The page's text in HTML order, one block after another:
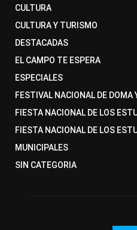
CULTURA
CULTURA Y TURISMO
DESTACADAS
EL CAMPO TE ESPERA
ESPECIALES
FESTIVAL NACIONAL DE DOMA
FIESTA NACIONAL DE LOS
FIESTA NACIONAL DE LOS
MUNICIPALES
SIN CATEGORIA